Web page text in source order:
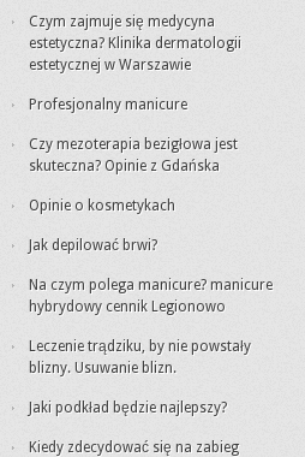
Czym zajmuje się medycyna
estetyczna? Klinika dermatologii
estetycznej w Warszawie
Profesjonalny manicure
Czy mezoterapia bezigłowa jest
skuteczna? Opinie z Gdańska
Opinie o kosmetykach
Jak depilować brwi?
Na czym polega manicure? manicure
hybrydowy cennik Legionowo
Leczenie trądziku, by nie powstały
blizny. Usuwanie blizn.
Jaki podkład będzie najlepszy?
Kiedy zdecydować się na zabieg